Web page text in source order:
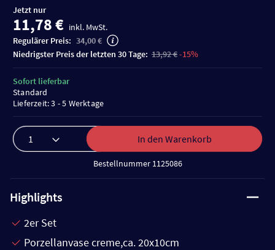
Jetzt nur
11,78 € inkl. MwSt.
Regulärer Preis: 34,00 €
niedrigster Preis der letzten 30 Tage: 13,92 €-15%
In den Warenkorb
Bestellnummer 1125086
Sofort lieferbar
Standard
Lieferzeit: 3 - 5 Werktage
Highlights
2er Set
Porzellanvase creme,ca. 20x10cm